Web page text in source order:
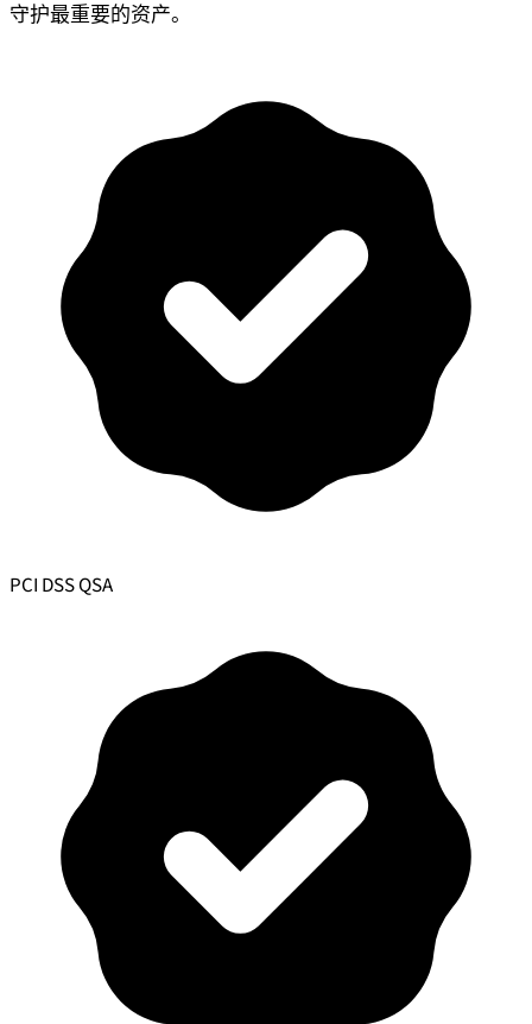
守护最重要的资产。
PCI DSS QSA